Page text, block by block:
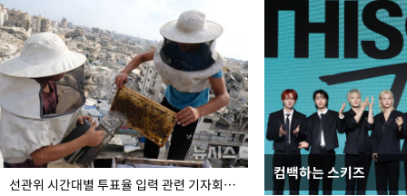
선관위 시간대별 투표율 입력 관련 기자회견하는 주진우 의원
컴백하는 스키즈
주유소 기름값 12주